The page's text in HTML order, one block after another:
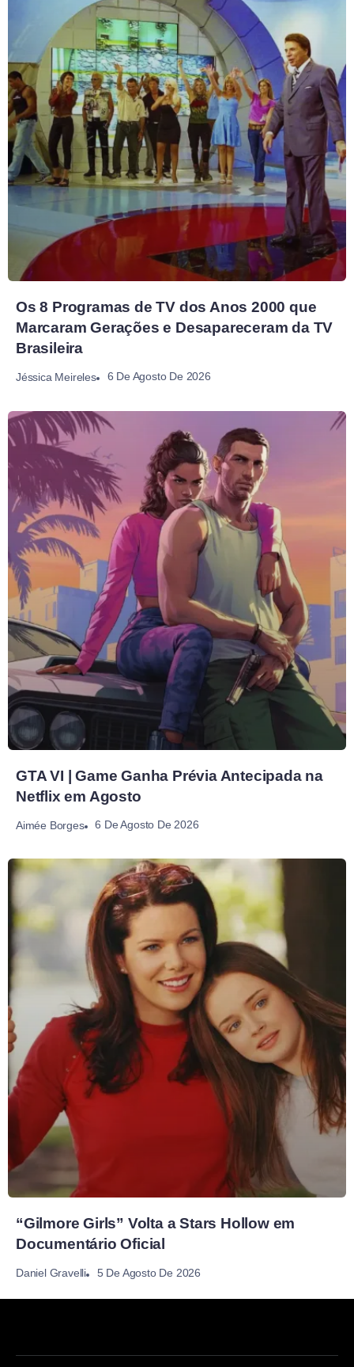
Os 8 Programas de TV dos Anos 2000 que
Marcaram Gerações e Desapareceram da TV
Brasileira
Jéssica Meireles 6 De Agosto De 2026
GTA VI | Game Ganha Prévia Antecipada na
Netflix em Agosto
Aimée Borges 6 De Agosto De 2026
“Gilmore Girls” Volta a Stars Hollow em
Documentário Oficial
Daniel Gravelli 5 De Agosto De 2026